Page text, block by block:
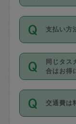
利用く
の上事前
お、3時
いませ
11種類
身が価格
タスカ
があり
値、など
がって
支払い方
お支払
Master
Diners
を行う際
ル登録
同じタス
合はお得
依頼に
隔週）」
ポット
交通費は